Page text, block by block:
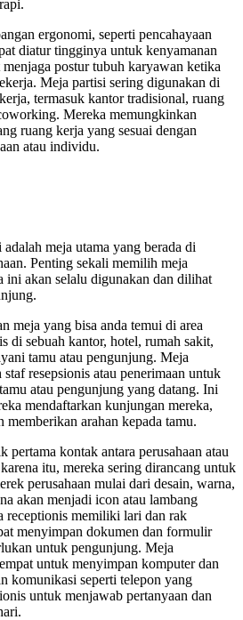
ergonomi, seperti pencahayaan
diatur tingginya untuk kenyamanan
postur tubuh karyawan ketika
Meja partisi sering digunakan di
termasuk kantor tradisional, ruang
Mereka memungkinkan
ruang kerja yang sesuai dengan
atau individu.
meja utama yang berada di
Penting sekali memilih meja
ini akan selalu digunakan dan dilihat
meja yang bisa anda temui di area
di sebuah kantor, hotel, rumah sakit,
tamu atau pengunjung. Meja
resepsionis atau penerimaan untuk
atau pengunjung yang datang. Ini
mendaftarkan kunjungan mereka,
arahan kepada tamu.
kontak antara perusahaan atau
itu, mereka sering dirancang untuk
perusahaan mulai dari desain, warna,
akan menjadi icon atau lambang
receptionis memiliki lari dan rak
menyimpan dokumen dan formulir
untuk pengunjung. Meja
untuk menyimpan komputer dan
komunikasi seperti telepon yang
untuk menjawab pertanyaan dan